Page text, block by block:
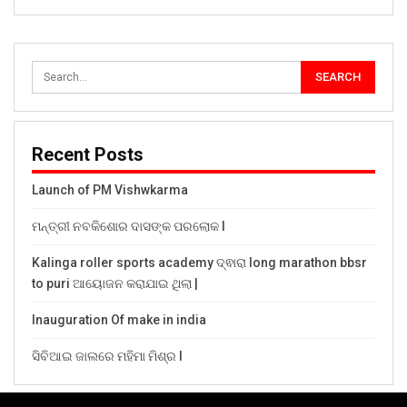
Recent Posts
Launch of PM Vishwkarma
ମନ୍ତ୍ରୀ ନବକିଶୋର ଦାସଙ୍କ ପରଲୋକ l
Kalinga roller sports academy ଦ୍ଵାରା long marathon bbsr
to puri ଆୟୋଜନ କରାଯାଇ ଥିଲା |
Inauguration Of make in india
ସିବିଆଇ ଜାଲରେ ମହିମା ମିଶ୍ର l